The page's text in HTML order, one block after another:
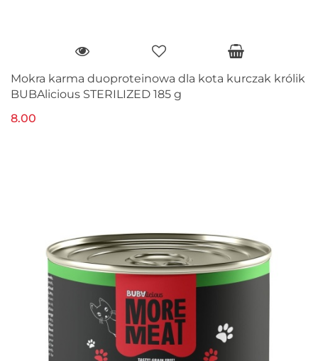
Mokra karma duoproteinowa dla kota kurczak królik
BUBAlicious STERILIZED 185 g
8.00